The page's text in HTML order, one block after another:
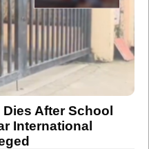
After School
International